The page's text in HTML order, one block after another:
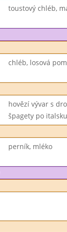
toustový chléb,
chléb, losová
hovězí vývar s
špagety po
perník, mléko